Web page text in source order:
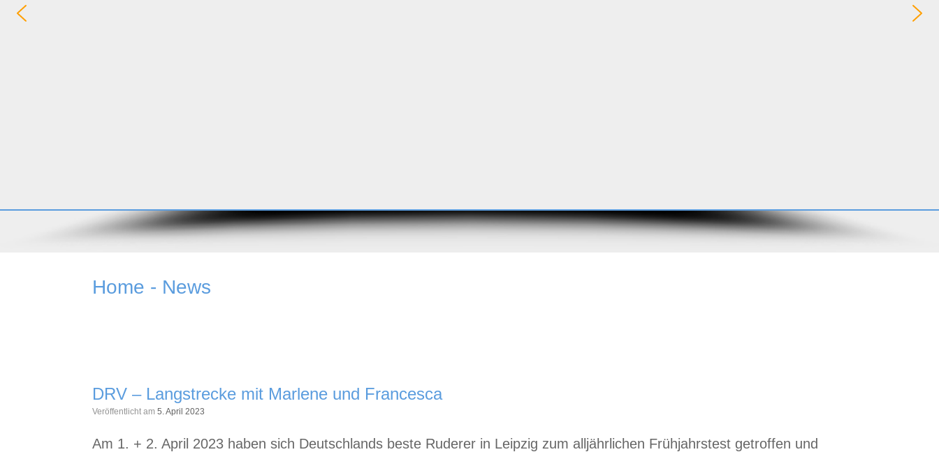
Home - News
DRV – Langstrecke mit Marlene und Francesca
Veröffentlicht am 5. April 2023
Am 1. + 2. April 2023 haben sich Deutschlands beste Ruderer in Leipzig zum alljährlichen Frühjahrstest getroffen und